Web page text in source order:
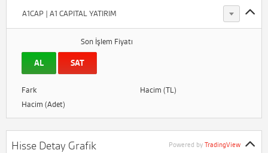
A1CAP | A1 CAPITAL YATIRIM
Son İşlem Fiyatı
AL SAT
Fark
Hacim (TL)
Hacim (Adet)
Hisse Detay Grafik Powered by TradingView